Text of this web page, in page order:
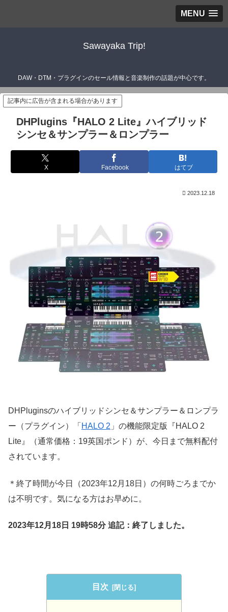
MENU
Sawayaka Trip!
DAW・DTM・プラグインのセール情報と音楽制作の話題が中心です。
記事内に広告が含まれる場合があります
DHPlugins『HALO 2 Lite』ハイブリッド
シンセ＆サンプラー＆ロンプラー
X Facebook はてブ
2023.12.18
DHPluginsのハイブリッドシンセ＆サンプラー＆ロンプラ
ー（プラグイン）「 HALO 2 」の機能限定版『HALO 2
Lite』（通常価格：19英国ポンド）が、今日まで無料配付
されています。
＊終了時間が今日（2023年12月18日）の何時ごろまでか
は不明です。気になる方はお早めに。
2023年12月18日 19時58分 追記：終了しました。
目次